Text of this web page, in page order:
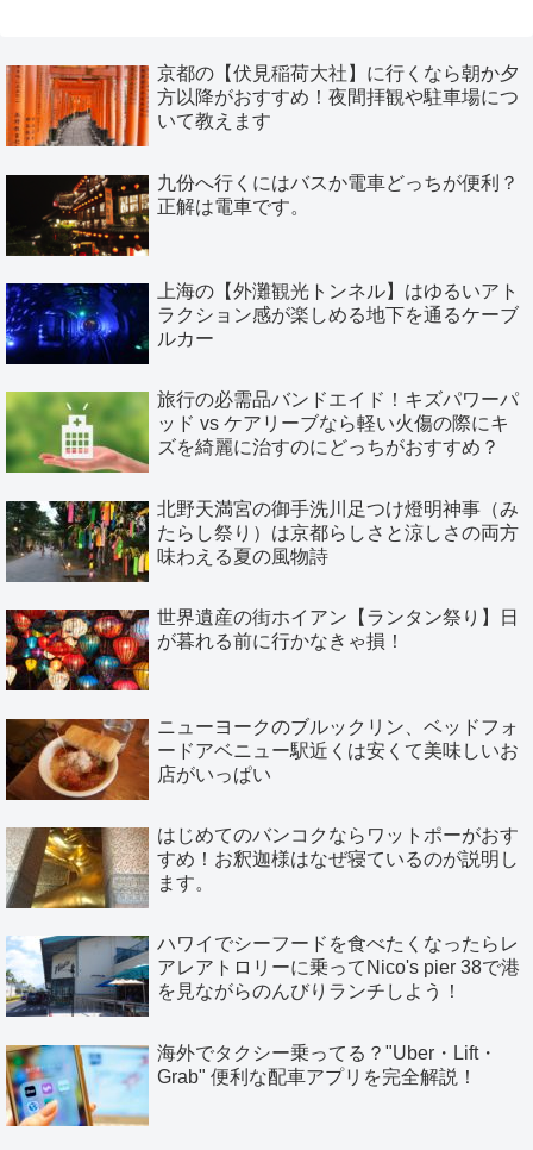
京都の【伏見稲荷大社】に行くなら朝か夕
方以降がおすすめ！夜間拝観や駐車場につ
いて教えます
九份へ行くにはバスか電車どっちが便利？
正解は電車です。
上海の【外灘観光トンネル】はゆるいアト
ラクション感が楽しめる地下を通るケーブ
ルカー
旅行の必需品バンドエイド！キズパワーパ
ッド vs ケアリーブなら軽い火傷の際にキ
ズを綺麗に治すのにどっちがおすすめ？
北野天満宮の御手洗川足つけ燈明神事（み
たらし祭り）は京都らしさと涼しさの両方
味わえる夏の風物詩
世界遺産の街ホイアン【ランタン祭り】日
が暮れる前に行かなきゃ損！
ニューヨークのブルックリン、ベッドフォ
ードアベニュー駅近くは安くて美味しいお
店がいっぱい
はじめてのバンコクならワットポーがおす
すめ！お釈迦様はなぜ寝ているのが説明し
ます。
ハワイでシーフードを食べたくなったらレ
アレアトロリーに乗ってNico's pier 38で港
を見ながらのんびりランチしよう！
海外でタクシー乗ってる？"Uber・Lift・
Grab" 便利な配車アプリを完全解説！